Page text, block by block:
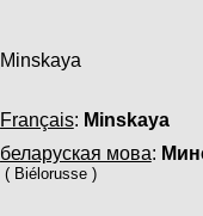
Français: Minskaya
беларуская мова:
( Biélorusse )